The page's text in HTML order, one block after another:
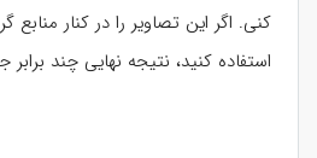
کنی. اگر این تصاویر را در کنار منابع
استفاده کنید، نتیجه نهایی چند